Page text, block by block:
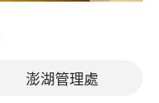
澎湖管理處